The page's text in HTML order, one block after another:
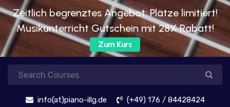
Zeitlich begrenztes Angebot: Plätze limitiert!
Musikunterricht Gutschein mit 28% Rabatt!
Zum Kurs
info(at)piano-illg.de (+49) 176 / 84428424